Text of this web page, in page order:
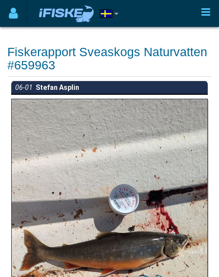
Fiskerapport Sveaskogs Naturvatten
#659963
06-01 Stefan Asplin